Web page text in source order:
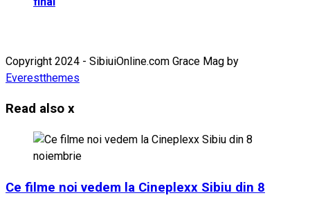
Copyright 2024 - SibiuiOnline.com Grace Mag by
Everestthemes
Read also x
Ce filme noi vedem la Cineplexx Sibiu din 8